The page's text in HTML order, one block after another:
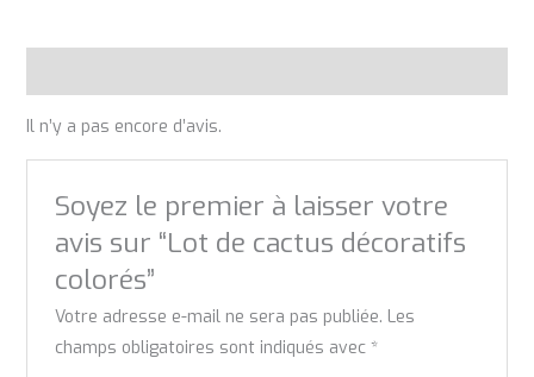
Il n’y a pas encore d’avis.
Soyez le premier à laisser votre
avis sur “Lot de cactus décoratifs
colorés”
Votre adresse e-mail ne sera pas publiée. Les
champs obligatoires sont indiqués avec *